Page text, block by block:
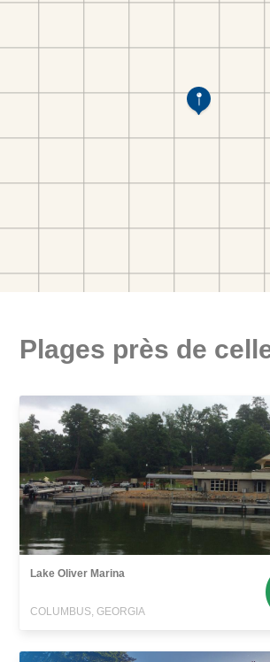
Plages près de
Lake Oliver Marina
COLUMBUS, GEORGIA